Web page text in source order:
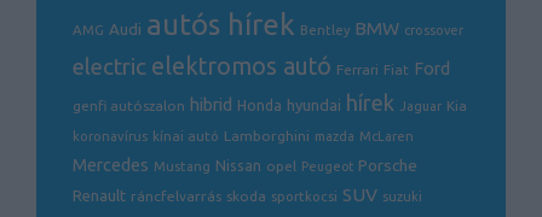
AMG Audi autós hírek Bentley BMW crossover
electric elektromos autó Ferrari Fiat Ford
genfi autószalon hibrid Honda hyundai hírek Jaguar Kia
koronavírus kínai autó Lamborghini mazda McLaren
Mercedes Mustang Nissan opel Peugeot Porsche
Renault ráncfelvarrás skoda sportkocsi SUV suzuki